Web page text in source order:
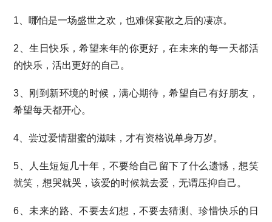
1、哪怕是一场盛世之欢，也难保宴散之后的凄凉。
2、生日快乐，希望来年的你更好，在未来的每一天都活
的快乐，活出更好的自己。
3、刚到新环境的时候，满心期待，希望自己有好朋友，
希望每天都开心。
4、尝过爱情甜蜜的滋味，才有资格说单身万岁。
5、人生短短几十年，不要给自己留下了什么遗憾，想笑
就笑，想哭就哭，该爱的时候就去爱，无谓压抑自己。
6、未来的路、不要去幻想，不要去猜测、珍惜快乐的日